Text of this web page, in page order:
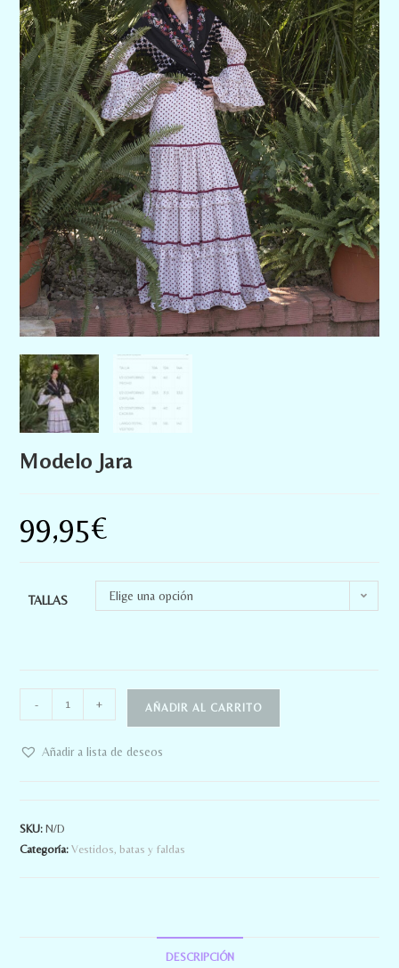
Modelo Jara
99,95€
TALLAS Elige una opción
- + AÑADIR AL CARRITO
Añadir a lista de deseos
SKU:N/D
Categoría:Vestidos, batas y faldas
DESCRIPCIÓN